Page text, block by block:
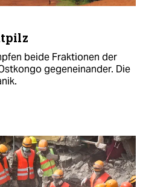
beide Fraktionen der
gegeneinander. Die